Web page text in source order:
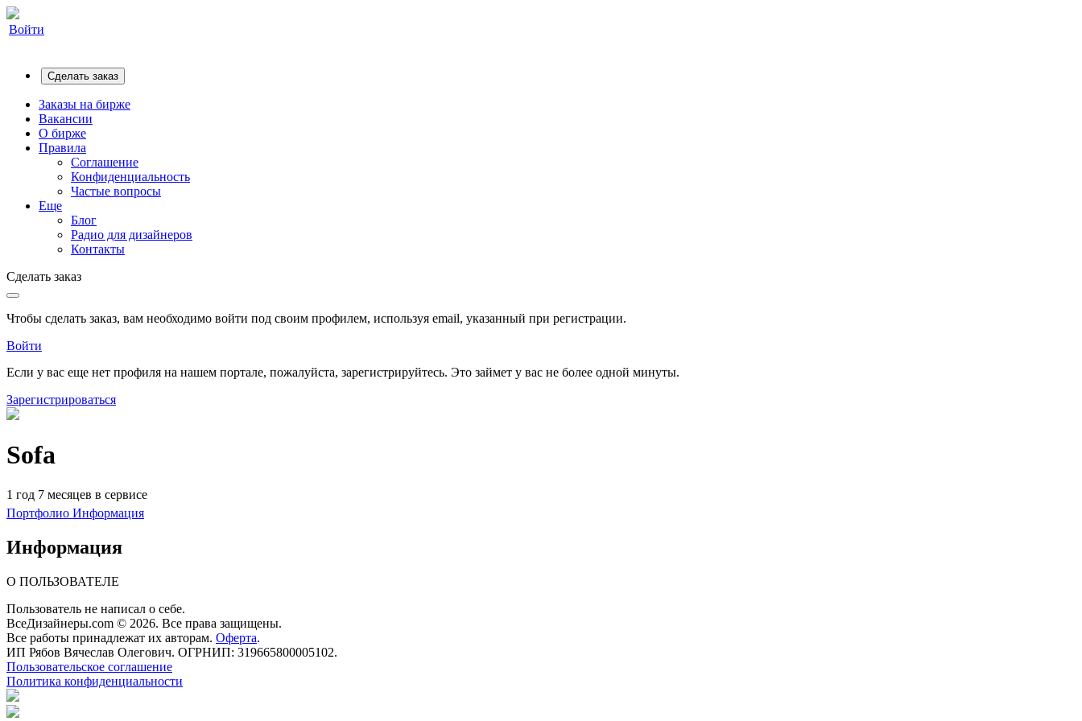
Войти
Сделать заказ
Заказы на бирже
Вакансии
О бирже
Правила
Соглашение
Конфиденциальность
Частые вопросы
Еще
Блог
Радио для дизайнеров
Контакты
Сделать заказ
Чтобы сделать заказ, вам необходимо войти под своим профилем, используя email, указанный при регистрации.
Войти
Если у вас еще нет профиля на нашем портале, пожалуйста, зарегистрируйтесь. Это займет у вас не более одной минуты.
Зарегистрироваться
Sofa
1 год 7 месяцев в сервисе
Портфолио Информация
Информация
О ПОЛЬЗОВАТЕЛЕ
Пользователь не написал о себе.
ВсеДизайнеры.com © 2026. Все права защищены.
Все работы принадлежат их авторам. Оферта.
ИП Рябов Вячеслав Олегович. ОГРНИП: 319665800005102.
Пользовательское соглашение
Политика конфиденциальности